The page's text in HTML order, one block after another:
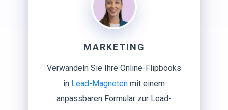
MARKETING
Verwandeln Sie Ihre Online-Flipbooks
in Lead-Magneten mit einem
anpassbaren Formular zur Lead-